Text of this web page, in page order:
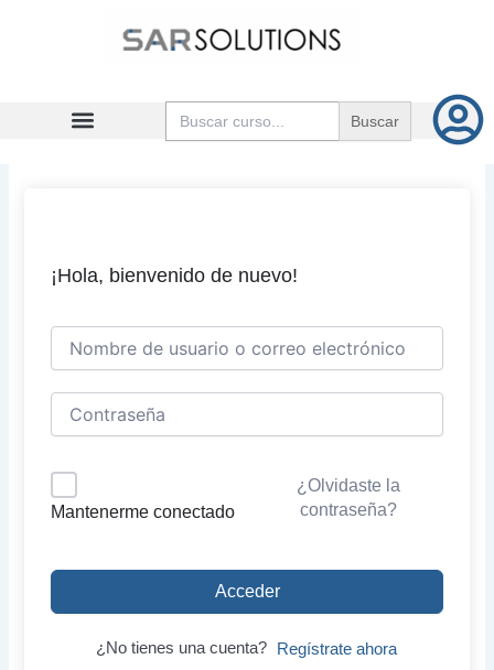
Buscar:
¡Hola, bienvenido de nuevo!
Mantenerme conectado
¿Olvidaste la
contraseña?
Acceder
¿No tienes una cuenta? Regístrate ahora